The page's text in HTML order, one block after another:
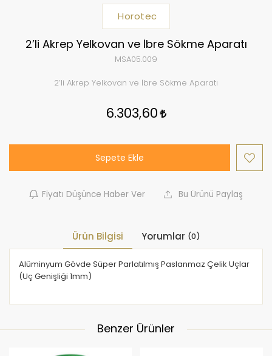
Horotec
2’li Akrep Yelkovan ve İbre Sökme Aparatı
MSA05.009
2’li Akrep Yelkovan ve İbre Sökme Aparatı
6.303,60
Sepete Ekle
Fiyatı Düşünce Haber Ver Bu Ürünü Paylaş
Ürün Bilgisi Yorumlar (0)
Alüminyum Gövde Süper Parlatılmış Paslanmaz Çelik Uçlar
(Uç Genişliği 1mm)
Benzer Ürünler